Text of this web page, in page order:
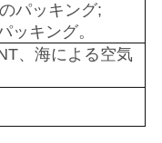
パッキング;
ッキング。
、海による空気